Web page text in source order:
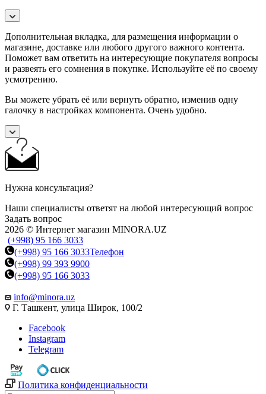
Дополнительная вкладка, для размещения информации о
магазине, доставке или любого другого важного контента.
Поможет вам ответить на интересующие покупателя вопросы
и развеять его сомнения в покупке. Используйте её по своему
усмотрению.
Вы можете убрать её или вернуть обратно, изменив одну
галочку в настройках компонента. Очень удобно.
Нужна консультация?
Наши специалисты ответят на любой интересующий вопрос
Задать вопрос
2026 © Интернет магазин MINORA.UZ
(+998) 95 166 3033
(+998) 95 166 3033Телефон
(+998) 99 393 9900
(+998) 95 166 3033
info@minora.uz
Г. Ташкент, улица Широк, 100/2
Facebook
Instagram
Telegram
Политика конфиденциальности